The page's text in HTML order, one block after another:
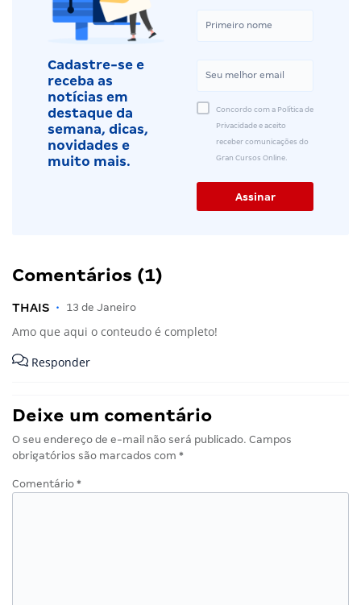
Cadastre-se e
receba as
notícias em
destaque da
semana, dicas,
novidades e
muito mais.
Concordo com a Política de
Privacidade e aceito
receber comunicações do
Gran Cursos Online.
Comentários (1)
THAIS • 13 de Janeiro
Amo que aqui o conteudo é completo!
Responder
Deixe um comentário
O seu endereço de e-mail não será publicado. Campos
obrigatórios são marcados com *
Comentário *